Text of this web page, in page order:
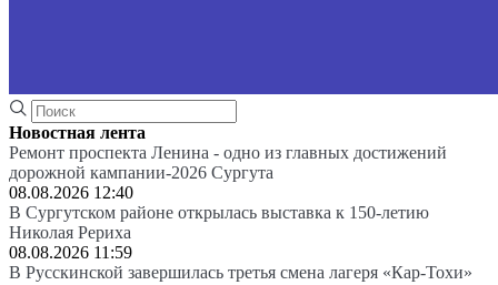
Новостная лента
Ремонт проспекта Ленина - одно из главных достижений
дорожной кампании-2026 Сургута
08.08.2026 12:40
В Сургутском районе открылась выставка к 150-летию
Николая Рериха
08.08.2026 11:59
В Русскинской завершилась третья смена лагеря «Кар-Тохи»